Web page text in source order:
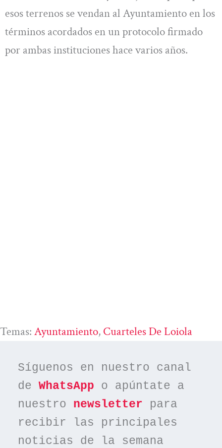
esos terrenos se vendan al Ayuntamiento en los
términos acordados en un protocolo firmado
por ambas instituciones hace varios años.
Temas: Ayuntamiento, Cuarteles De Loiola
Síguenos en nuestro canal
de WhatsApp o apúntate a
nuestro newsletter para
recibir las principales
noticias de la semana